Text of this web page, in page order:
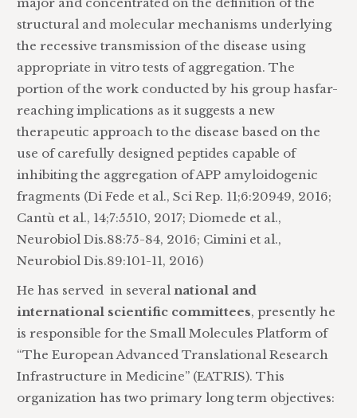
structural and molecular mechanisms underlying
the recessive transmission of the disease using
appropriate in vitro tests of aggregation. The
portion of the work conducted by his group hasfar-
reaching implications as it suggests a new
therapeutic approach to the disease based on the
use of carefully designed peptides capable of
inhibiting the aggregation of APP amyloidogenic
fragments (Di Fede et al., Sci Rep. 11;6:20949, 2016;
Cantù et al., 14;7:5510, 2017; Diomede et al.,
Neurobiol Dis.88:75-84, 2016; Cimini et al.,
Neurobiol Dis.89:101-11, 2016)
He has served in severalnational and
international scientific committees, presently he
is responsible for the Small Molecules Platform of
“The European Advanced Translational Research
Infrastructure in Medicine” (EATRIS). This
organization has two primary long term objectives: